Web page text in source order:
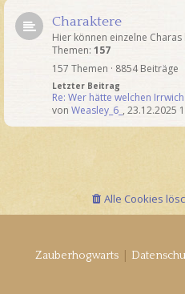
Charaktere
Hier können einzelne
Themen: 157
157 Themen · 8854 Beiträge
Letzter Beitrag
Re: Wer hätte welchen
von Weasley_6_ , 23.12.2025
Alle Cookies
Zauberhogwarts |